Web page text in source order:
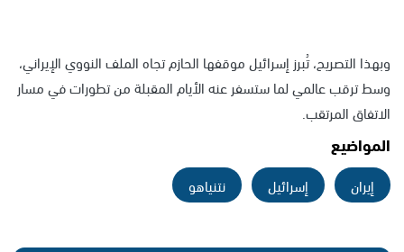
وبهذا التصريح، تُبرز إسرائيل موقفها الحازم تجاه الملف النووي الإيراني،
وسط ترقب عالمي لما ستسفر عنه الأيام المقبلة من تطورات في مسار
الاتفاق المرتقب.
المواضيع
إيران إسرائيل نتنياهو